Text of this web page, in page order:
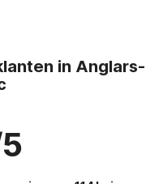
in Anglars-